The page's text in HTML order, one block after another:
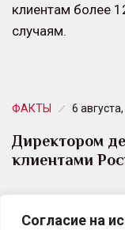
Согласие на
клиентам более
случаям.
ФАКТЫ 6
Директором
клиентами
Юлия Самсонова
с VIP клиентами